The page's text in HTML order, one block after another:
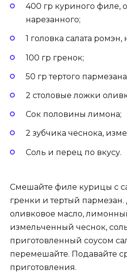
400 гр куриного филе,
нарезанного;
1 головка салата ромэн,
100 гр гренок;
50 гр тертого
2 столовые ложки
Сок половины лимона;
2 зубчика чеснока,
Соль и перец по вкусу.
Смешайте филе курицы с
гренки и тертый
оливковое масло,
измельченный чеснок,
приготовленный соусом
перемешайте. Подавайте
приготовления.